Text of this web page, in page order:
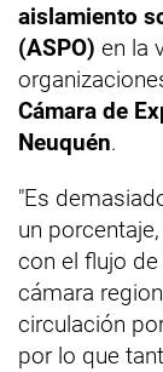
aislamiento
(ASPO) en la
Cámara de
Neuquén.
"Es
un
con el flujo
cámara
circulación
por lo que